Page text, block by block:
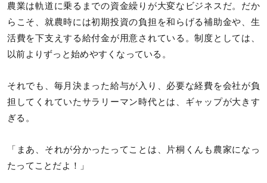
農業は軌道に乗るまでの資金繰りが大変なビジネスだ。だか
らこそ、就農時には初期投資の負担を和らげる補助金や、生
活費を下支えする給付金が用意されている。制度としては、
以前よりずっと始めやすくなっている。
それでも、毎月決まった給与が入り、必要な経費を会社が負
担してくれていたサラリーマン時代とは、ギャップが大きす
ぎる。
「まあ、それが分かったってことは、片桐くんも農家になっ
たってことだよ！」